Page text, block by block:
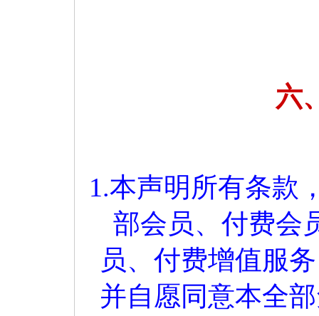
六
1.本声明所有条款
部会员、付费会
员、付费增值服
并自愿同意本全